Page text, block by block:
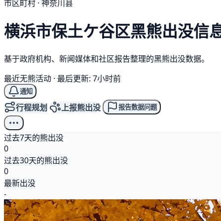
市区町村 · 神奈川县
横浜市保土ケ谷区黑熊出没信
基于政府机构、新闻媒体和社区报告整理的黑熊出没数据。
最近无熊活动 · 最后更新: 7小时前
通知
行程规划 上报熊出没 报告数据问题
过去7天的熊出没
0
过去30天的熊出没
0
最新出没
-